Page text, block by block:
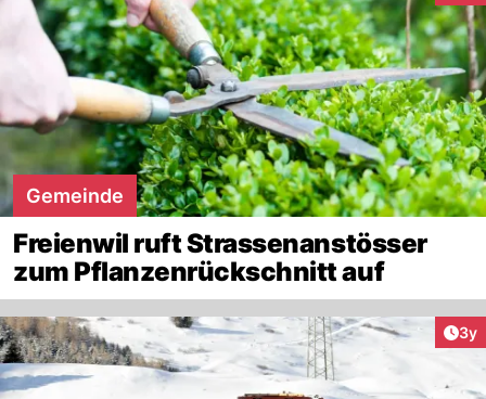
Gemeinde
Freienwil ruft Strassenanstösser
zum Pflanzenrückschnitt auf
3y